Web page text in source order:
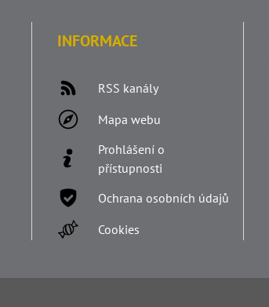
INFORMACE
RSS kanály
Mapa webu
Prohlášení o
přístupnosti
Ochrana osobních údajů
Cookies